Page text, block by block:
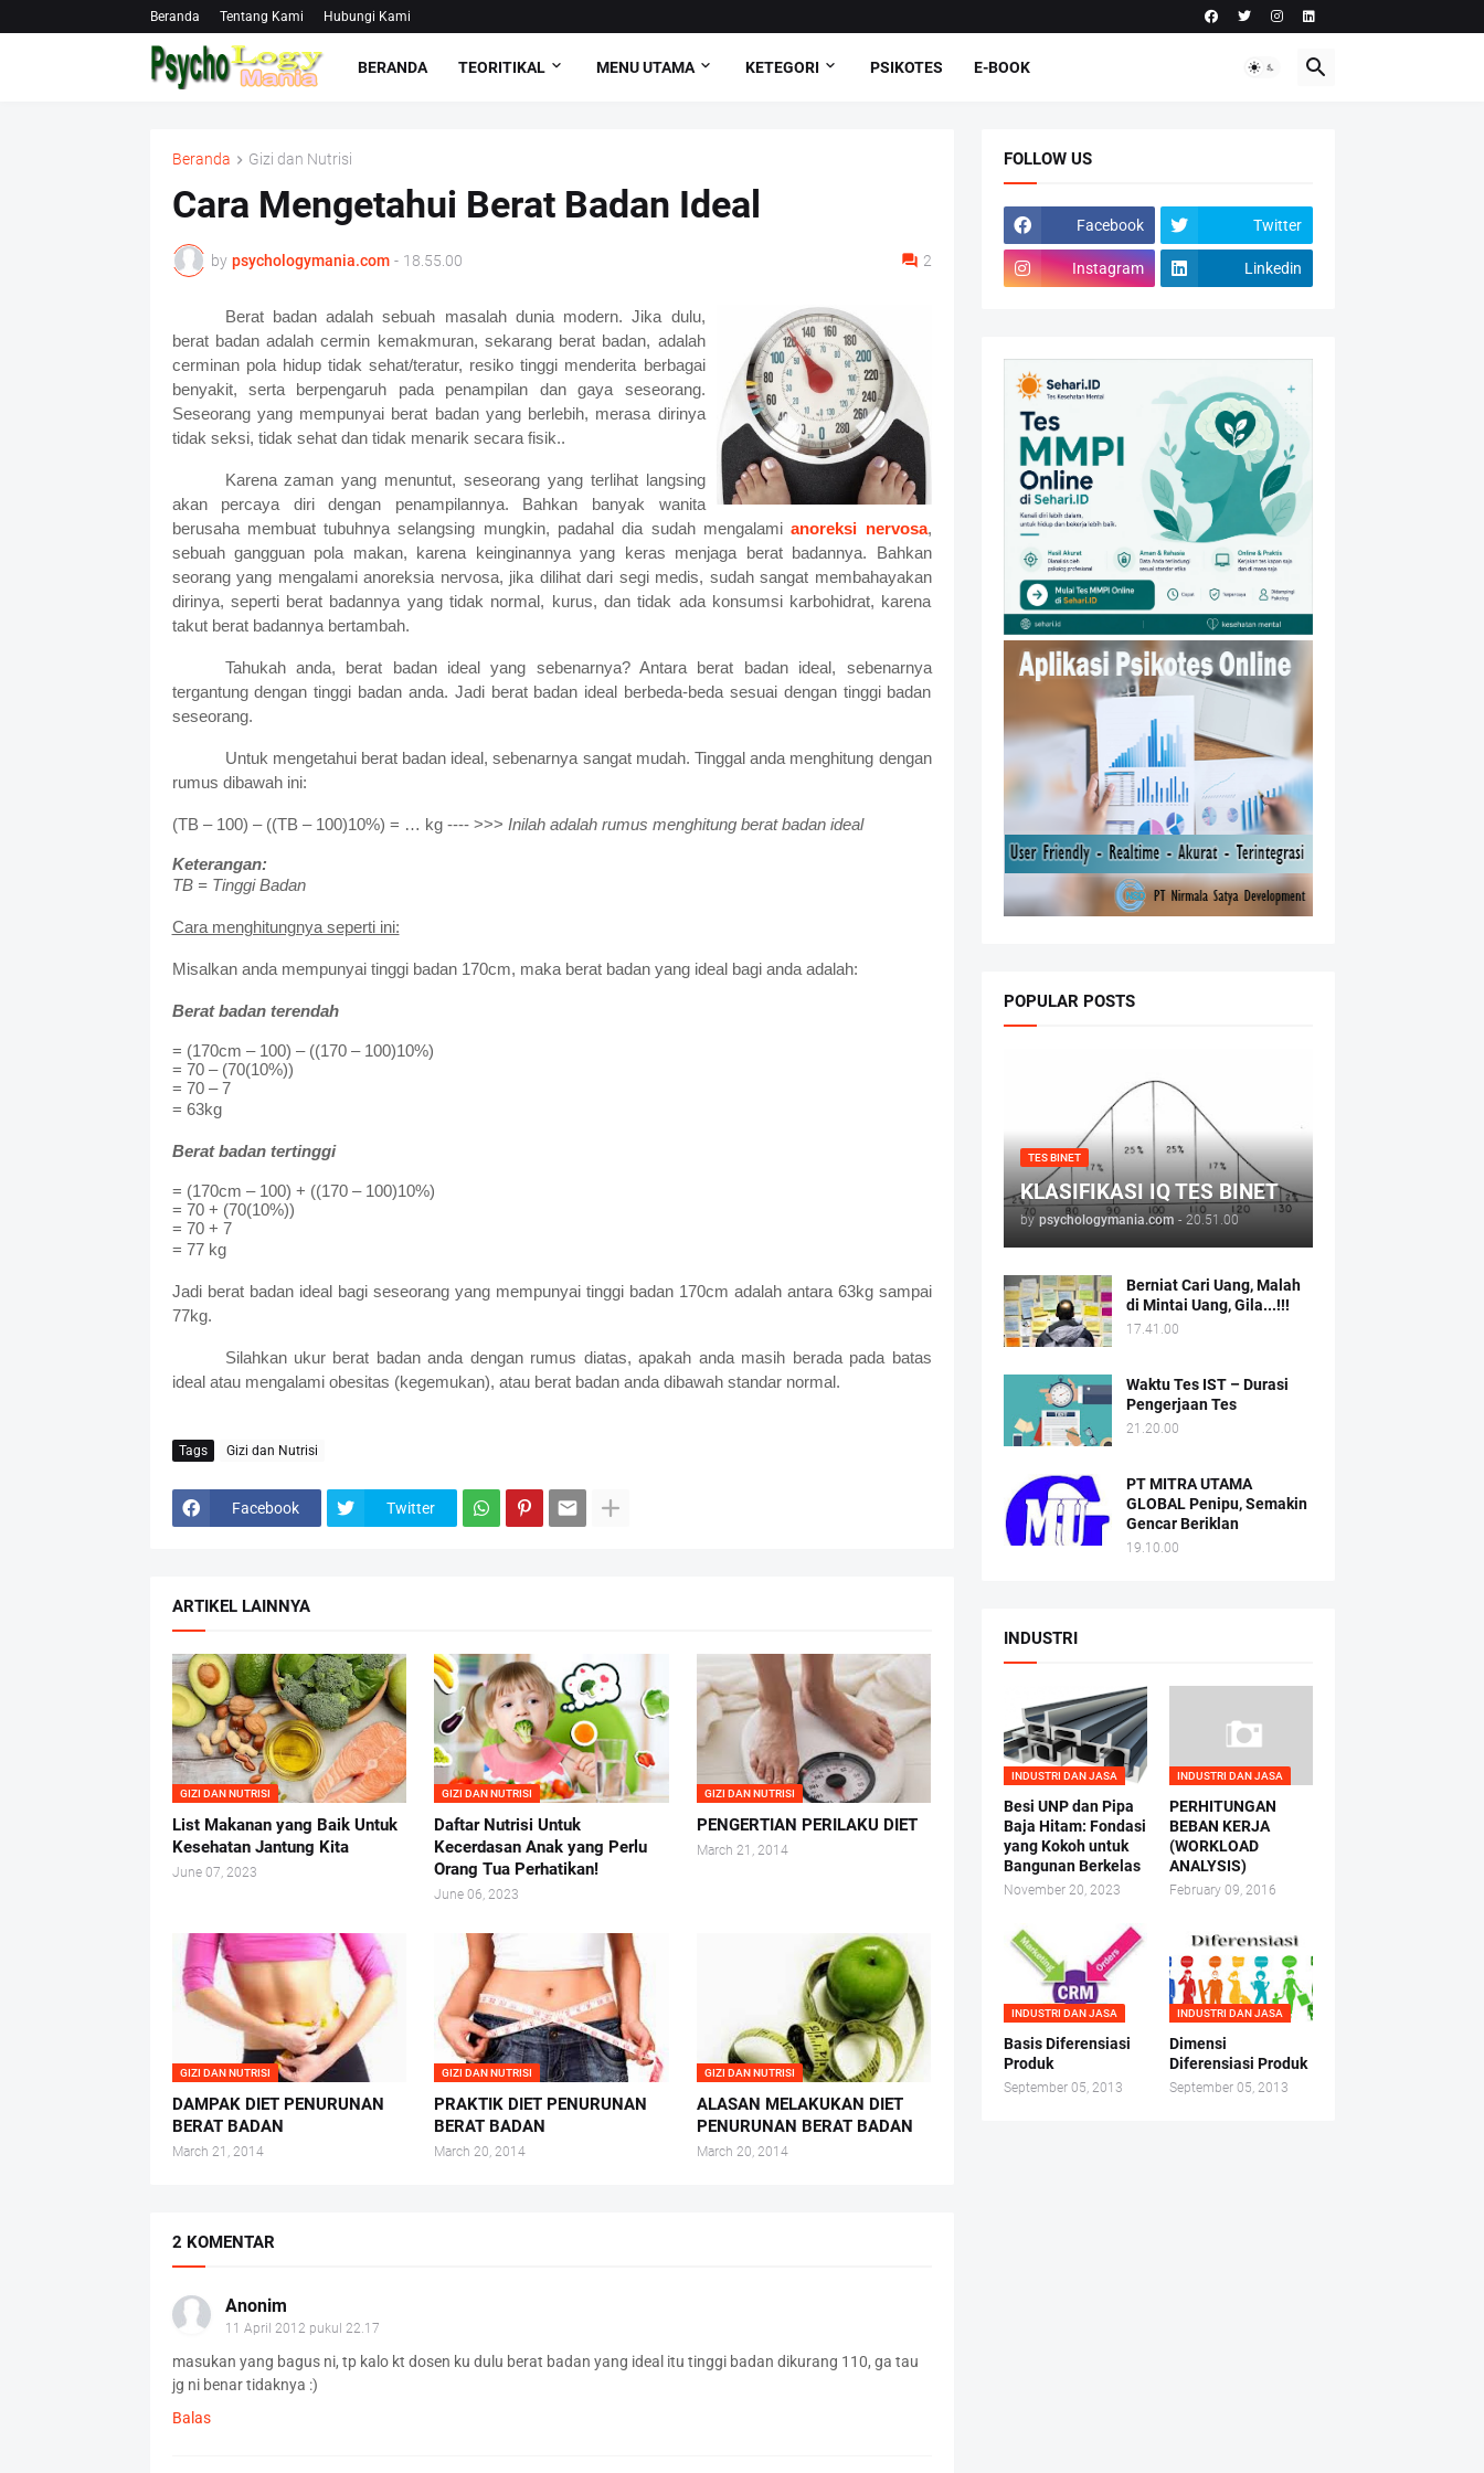
Beranda Tentang Kami Hubungi Kami
BERANDA TEORITIKAL MENU UTAMA KETEGORI PSIKOTES E-BOOK
Beranda Gizi dan Nutrisi
Cara Mengetahui Berat Badan Ideal
by psychologymania.com - 18.55.00 2
Berat badan adalah sebuah masalah dunia modern. Jika dulu,
berat badan adalah cermin kemakmuran, sekarang berat badan, adalah
cerminan pola hidup tidak sehat/teratur, resiko tinggi menderita berbagai
benyakit, serta berpengaruh pada penampilan dan gaya seseorang.
Seseorang yang mempunyai berat badan yang berlebih, merasa dirinya
tidak seksi, tidak sehat dan tidak menarik secara fisik..
Karena zaman yang menuntut, seseorang yang terlihat langsing
akan percaya diri dengan penampilannya. Bahkan banyak wanita
berusaha membuat tubuhnya selangsing mungkin, padahal dia sudah mengalamianoreksi nervosa,
sebuah gangguan pola makan, karena keinginannya yang keras menjaga berat badannya. Bahkan
seorang yang mengalami anoreksia nervosa, jika dilihat dari segi medis, sudah sangat membahayakan
dirinya, seperti berat badannya yang tidak normal, kurus, dan tidak ada konsumsi karbohidrat, karena
takut berat badannya bertambah.
Tahukah anda, berat badan ideal yang sebenarnya? Antara berat badan ideal, sebenarnya
tergantung dengan tinggi badan anda. Jadi berat badan ideal berbeda-beda sesuai dengan tinggi badan
seseorang.
Untuk mengetahui berat badan ideal, sebenarnya sangat mudah. Tinggal anda menghitung dengan
rumus dibawah ini:
(TB – 100) – ((TB – 100)10%) = … kg ---- >>> Inilah adalah rumus menghitung berat badan ideal
Keterangan:
TB = Tinggi Badan
Cara menghitungnya seperti ini:
Misalkan anda mempunyai tinggi badan 170cm, maka berat badan yang ideal bagi anda adalah:
Berat badan terendah
= (170cm – 100) – ((170 – 100)10%)
= 70 – (70(10%))
= 70 – 7
= 63kg
Berat badan tertinggi
= (170cm – 100) + ((170 – 100)10%)
= 70 + (70(10%))
= 70 + 7
= 77 kg
Jadi berat badan ideal bagi seseorang yang mempunyai tinggi badan 170cm adalah antara 63kg sampai
77kg.
Silahkan ukur berat badan anda dengan rumus diatas, apakah anda masih berada pada batas
ideal atau mengalami obesitas (kegemukan), atau berat badan anda dibawah standar normal.
Tags Gizi dan Nutrisi
Facebook Twitter
ARTIKEL LAINNYA
GIZI DAN NUTRISI
List Makanan yang Baik Untuk
Kesehatan Jantung Kita
June 07, 2023
GIZI DAN NUTRISI
Daftar Nutrisi Untuk
Kecerdasan Anak yang Perlu
Orang Tua Perhatikan!
June 06, 2023
GIZI DAN NUTRISI
PENGERTIAN PERILAKU DIET
March 21, 2014
GIZI DAN NUTRISI
DAMPAK DIET PENURUNAN
BERAT BADAN
March 21, 2014
GIZI DAN NUTRISI
PRAKTIK DIET PENURUNAN
BERAT BADAN
March 20, 2014
GIZI DAN NUTRISI
ALASAN MELAKUKAN DIET
PENURUNAN BERAT BADAN
March 20, 2014
2 KOMENTAR
Anonim
11 April 2012 pukul 22.17
masukan yang bagus ni, tp kalo kt dosen ku dulu berat badan yang ideal itu tinggi badan dikurang 110, ga tau
jg ni benar tidaknya :)
Balas
FOLLOW US
Facebook Twitter
Instagram Linkedin
POPULAR POSTS
TES BINET
KLASIFIKASI IQ TES BINET
by psychologymania.com - 20.51.00
Berniat Cari Uang, Malah
di Mintai Uang, Gila...!!!
17.41.00
Waktu Tes IST – Durasi
Pengerjaan Tes
21.20.00
PT MITRA UTAMA
GLOBAL Penipu, Semakin
Gencar Beriklan
19.10.00
INDUSTRI
INDUSTRI DAN JASA
Besi UNP dan Pipa
Baja Hitam: Fondasi
yang Kokoh untuk
Bangunan Berkelas
November 20, 2023
INDUSTRI DAN JASA
PERHITUNGAN
BEBAN KERJA
(WORKLOAD
ANALYSIS)
February 09, 2016
INDUSTRI DAN JASA
Basis Diferensiasi
Produk
September 05, 2013
INDUSTRI DAN JASA
Dimensi
Diferensiasi Produk
September 05, 2013